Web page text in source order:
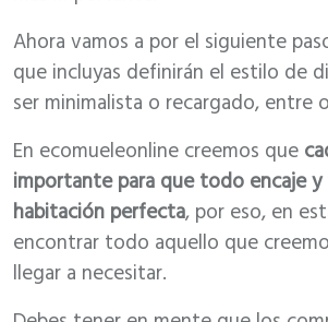
Ahora vamos a por el siguiente
que incluyas definirán el estilo de
ser minimalista o recargado, entre
En ecomueleonline creemos que
importante para que todo encaje y
habitación perfecta, por eso, en
encontrar todo aquello que
llegar a necesitar.